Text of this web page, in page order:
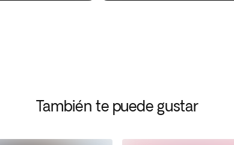
También te puede gustar